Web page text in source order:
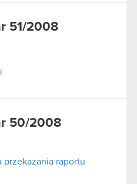
51/2008
50/2008
przekazania raportu